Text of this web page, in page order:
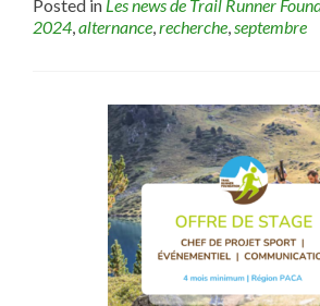
Posted in Les news de Trail Runner
2024,alternance,recherche,septembre